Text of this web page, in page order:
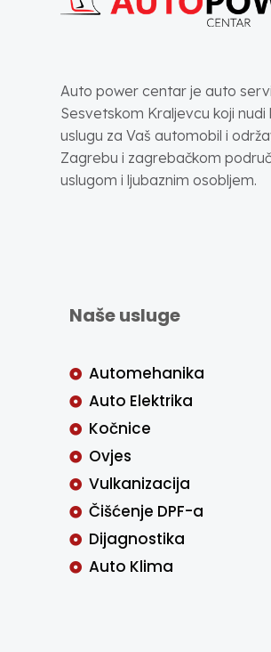
Auto power centar je auto
Sesvetskom Kraljevcu koji
uslugu za Vaš automobil i
Zagrebu i zagrebačkom
uslugom i ljubaznim osobljem.
Naše usluge
Automehanika
Auto Elektrika
Kočnice
Ovjes
Vulkanizacija
Čišćenje DPF-a
Dijagnostika
Auto Klima